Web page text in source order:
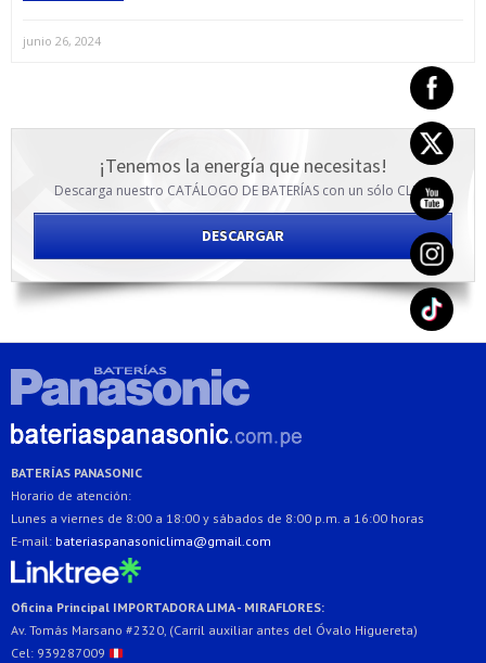
junio 26, 2024
¡Tenemos la energía que necesitas!
Descarga nuestro CATÁLOGO DE BATERÍAS con un sólo CLICK
DESCARGAR
BATERÍAS PANASONIC
Horario de atención:
Lunes a viernes de 8:00 a 18:00 y sábados de 8:00 p.m. a 16:00 horas
E-mail: bateriaspanasoniclima@gmail.com
Oficina Principal IMPORTADORA LIMA - MIRAFLORES:
Av. Tomás Marsano #2320, (Carril auxiliar antes del Óvalo Higuereta)
Cel: 939287009